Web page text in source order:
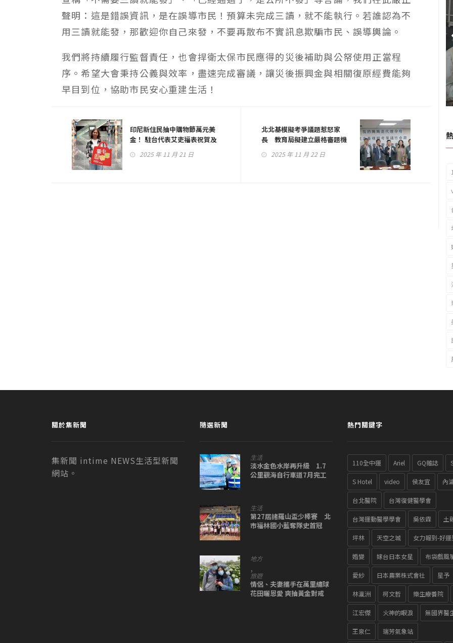
聲明：這是錯誤資訊，是在誤導市民！預算未完成三讀，就不能執行。若誰認為不
用三讀就能發，那歡迎你自己來發，不要再散布不實訊息欺騙市民、誤導輿論。
我們將持續履行監督責任，也會捍衛太保市民應得的災後補助與公帑使用正當程
序。希望大會秉持公義與效率，盡速完成審議，讓災後振興金與相關復原經費能夠
早目到位，協助市民安心重建生活！
印尼新住民抽中購物節萬元美
金！ 駐台代表艾吏福表祝賀及
感謝 力推外籍朋友：一定要
參加
2025 年 11 月 21 日
北北基模擬考爭議題惹怒家
長 教育局擬建立嚴格審題機
2025 年 11 月 22 日
關於集新聞
集新聞 intime NEWS生活型新聞
網站。
隨選新聞
生活
淡水金色水岸再升級 1.7
公里觀海自行車道7月完工
生活
第27屆諸羅山盃少棒賽 北
市福林國小藍奪隊史首冠
地方
,
旅遊
情侶、夫妻攜手在萬里繡球
花田曬恩愛 爽抽黃金對戒
熱門關鍵字
110全中運 Ariel GQ雜誌
S Hotel video 侯友宜 內
台北醫院 台灣復健醫學會
台灣運動醫學學會 吳依霖 土
坪林 天空之城 女力報到-好運
婚變 嫁台日本女星 布袋戲風
愛紗 日本農業株式會社 星予
林瀛洲 柯文哲 樂生療養院
江宏傑 火神的眼淚 無國界醫
王泉仁 瑞芳氣象站